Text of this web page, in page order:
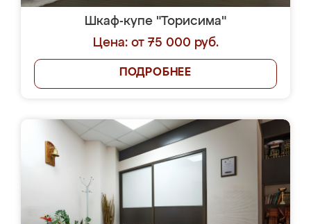
Шкаф-купе "Торисима"
Цена: от 75 000 руб.
ПОДРОБНЕЕ